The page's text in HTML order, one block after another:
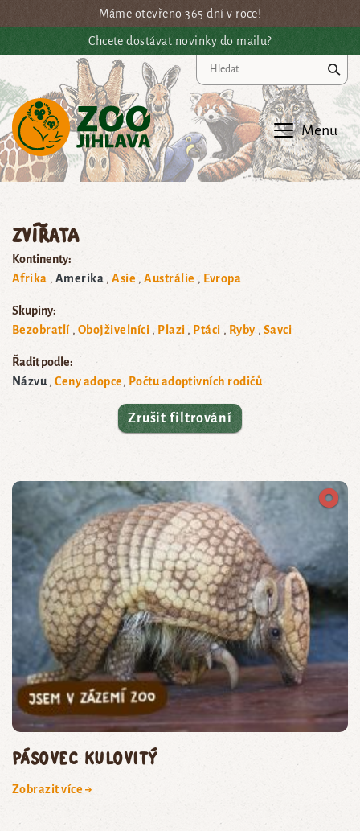
Přejít na hlavní obsahMáme otevřeno 365 dní v roce!
Chcete dostávat novinky do mailu?
Menu
Zvířata
Kontinenty:
Afrika
Amerika Asie Austrálie Evropa
Skupiny:
Bezobratlí
Obojživelníci Plazi Ptáci Ryby Savci
Řadit podle:
Názvu
Ceny adopce Počtu adoptivních rodičů
Zrušit filtrování
pásovec kulovitý
Zobrazit více →